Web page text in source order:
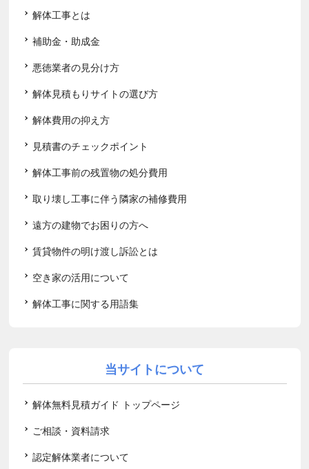
解体工事とは
補助金・助成金
悪徳業者の見分け方
解体見積もりサイトの選び方
解体費用の抑え方
見積書のチェックポイント
解体工事前の残置物の処分費用
取り壊し工事に伴う隣家の補修費用
遠方の建物でお困りの方へ
賃貸物件の明け渡し訴訟とは
空き家の活用について
解体工事に関する用語集
当サイトについて
解体無料見積ガイド トップページ
ご相談・資料請求
認定解体業者について